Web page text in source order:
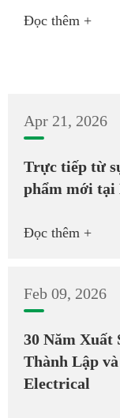
Đọc thêm +
Apr 21, 2026
Trực tiếp từ
phẩm mới tại
Đọc thêm +
Feb 09, 2026
30 Năm Xuất
Thành Lập
Electrical